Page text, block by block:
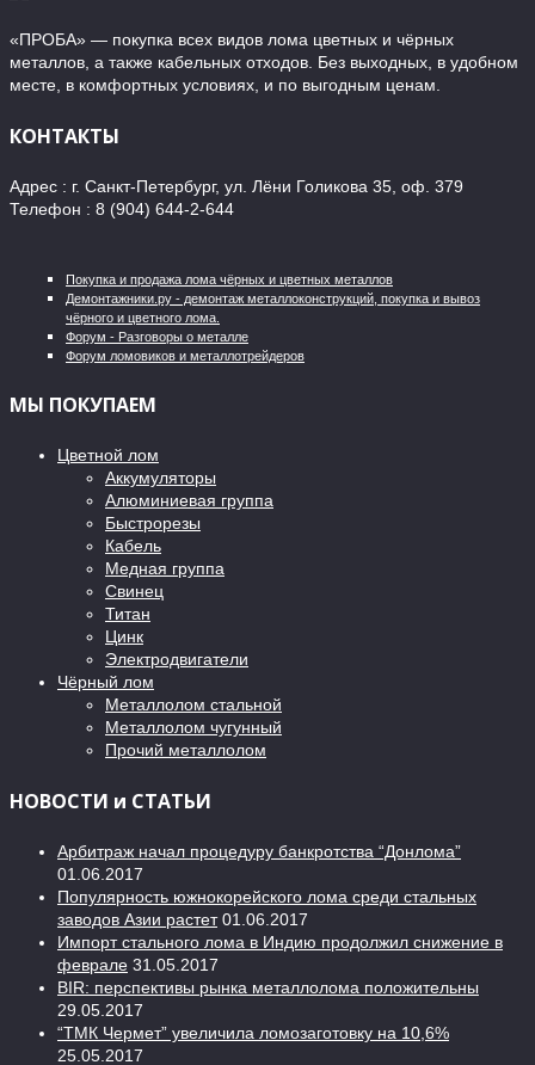
«ПРОБА» — покупка всех видов лома цветных и чёрных
металлов, а также кабельных отходов. Без выходных, в удобном
месте, в комфортных условиях, и по выгодным ценам.
КОНТАКТЫ
Адрес : г. Санкт-Петербург, ул. Лёни Голикова 35, оф. 379
Телефон : 8 (904) 644-2-644
Покупка и продажа лома чёрных и цветных металлов
Демонтажники.ру - демонтаж металлоконструкций, покупка и вывоз
чёрного и цветного лома.
Форум - Разговоры о металле
Форум ломовиков и металлотрейдеров
МЫ ПОКУПАЕМ
Цветной лом
Аккумуляторы
Алюминиевая группа
Быстрорезы
Кабель
Медная группа
Свинец
Титан
Цинк
Электродвигатели
Чёрный лом
Металлолом стальной
Металлолом чугунный
Прочий металлолом
НОВОСТИ и СТАТЬИ
Арбитраж начал процедуру банкротства “Донлома”
01.06.2017
Популярность южнокорейского лома среди стальных
заводов Азии растет 01.06.2017
Импорт стального лома в Индию продолжил снижение в
феврале 31.05.2017
BIR: перспективы рынка металлолома положительны
29.05.2017
“ТМК Чермет” увеличила ломозаготовку на 10,6%
25.05.2017